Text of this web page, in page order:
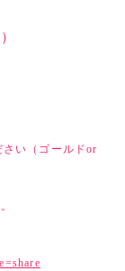
い（ゴールドor